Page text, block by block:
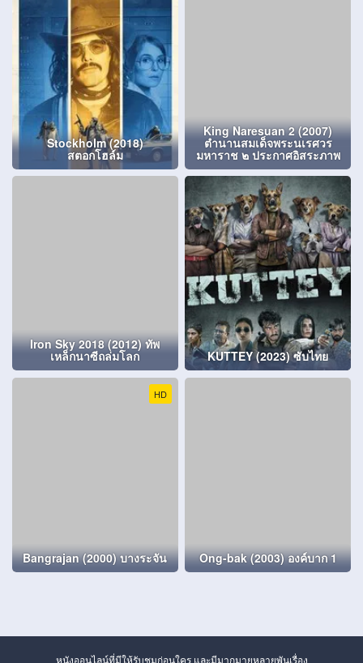
Stockholm (2018)
สตอกโฮล์ม
King Naresuan 2 (2007)
ตำนานสมเด็จพระนเรศวร
มหาราช ๒ ประกาศอิสระภาพ
Iron Sky 2018 (2012) ทัพ
เหล็กนาซีถล่มโลก KUTTEY (2023) ซับไทย
HD
Bangrajan (2000) บางระจัน Ong-bak (2003) องค์บาก 1
หนังออนไลน์ที่มีให้รับชมก่อนใคร และมีมากมายหลายพันเรื่อง